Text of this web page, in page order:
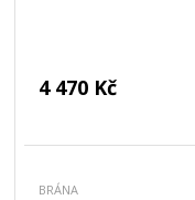
4 470 Kč
BRÁNA